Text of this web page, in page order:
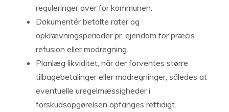
reguleringer over for kommunen.
Dokumentér betalte rater og
opkrævningsperioder pr. ejendom for præcis
refusion eller modregning.
Planlæg likviditet, når der forventes større
tilbagebetalinger eller modregninger, således at
eventuelle uregelmæssigheder i
forskudsopgørelsen opfanges rettidigt.